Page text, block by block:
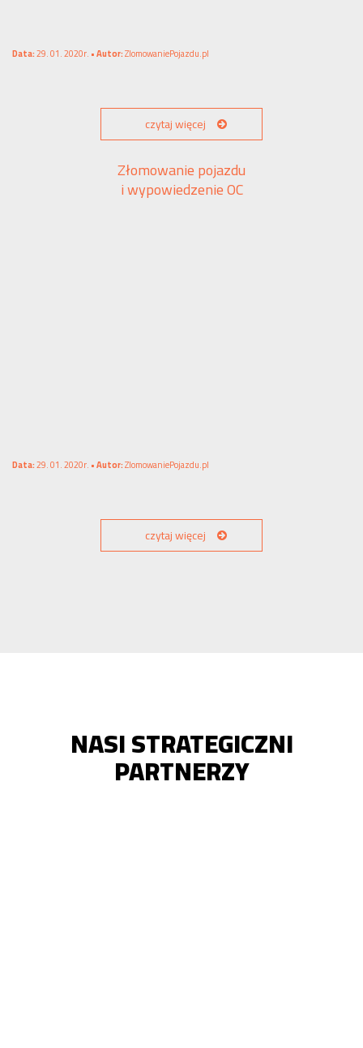
Data:29. 01. 2020r. •Autor:ZlomowaniePojazdu.pl
czytaj więcej
Złomowanie pojazdu
i wypowiedzenie OC
Data:29. 01. 2020r. •Autor:ZlomowaniePojazdu.pl
czytaj więcej
NASI STRATEGICZNI
PARTNERZY